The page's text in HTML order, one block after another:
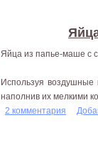
Яйца из папье-маше с
Используя
наполнив их мелкими
2 комментария